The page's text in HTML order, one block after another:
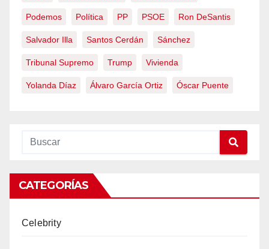
Podemos Política PP PSOE Ron DeSantis
Salvador Illa Santos Cerdán Sánchez
Tribunal Supremo Trump Vivienda
Yolanda Díaz Álvaro García Ortiz Óscar Puente
CATEGORÍAS
Celebrity